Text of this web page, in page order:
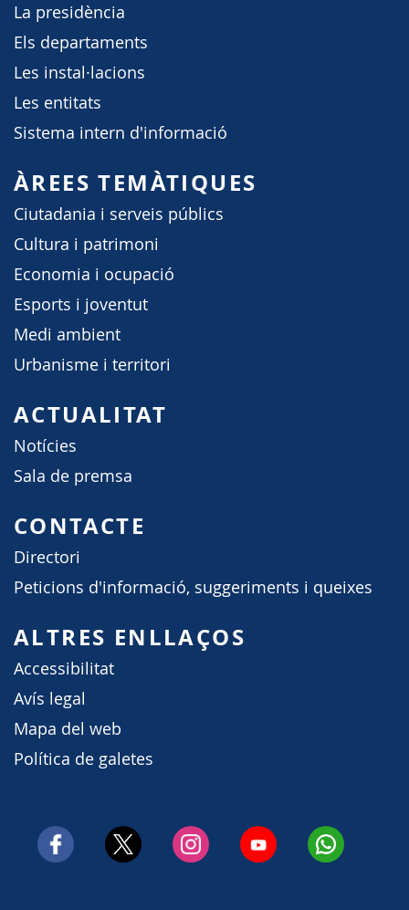
La presidència
Els departaments
Les instal·lacions
Les entitats
Sistema intern d'informació
ÀREES TEMÀTIQUES
Ciutadania i serveis públics
Cultura i patrimoni
Economia i ocupació
Esports i joventut
Medi ambient
Urbanisme i territori
ACTUALITAT
Notícies
Sala de premsa
CONTACTE
Directori
Peticions d'informació, suggeriments i queixes
ALTRES ENLLAÇOS
Accessibilitat
Avís legal
Mapa del web
Política de galetes